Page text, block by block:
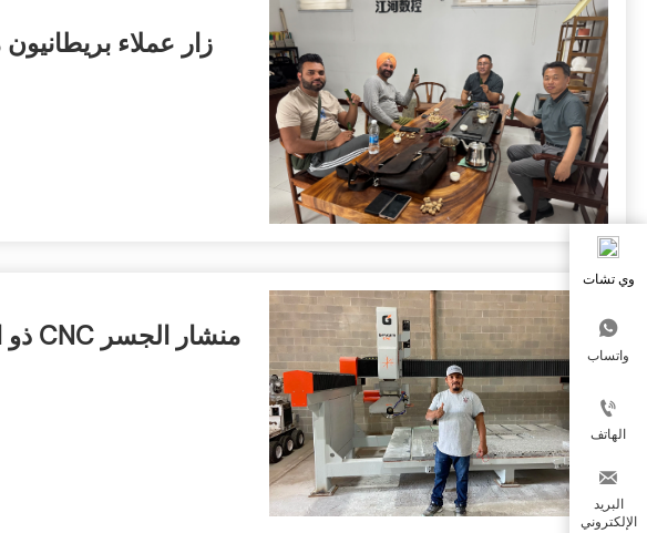
زار عملاء
وي تشات

واتساب

الهاتف

البريد
الإلكتروني